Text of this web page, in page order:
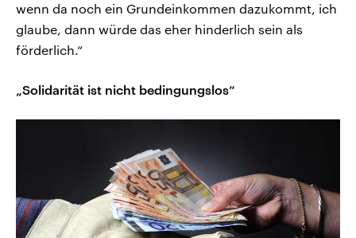
wenn da noch ein Grundeinkommen dazukommt, ich
glaube, dann würde das eher hinderlich sein als
förderlich.“
„Solidarität ist nicht bedingungslos“